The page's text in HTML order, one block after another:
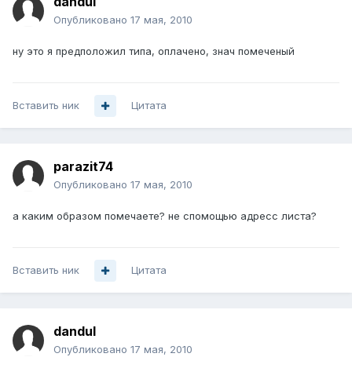
Опубликовано 17 мая, 2010
ну это я предположил типа, оплачено, знач помеченый
Вставить ник Цитата
parazit74
Опубликовано 17 мая, 2010
а каким образом помечаете? не спомощью адресс листа?
Вставить ник Цитата
dandul
Опубликовано 17 мая, 2010